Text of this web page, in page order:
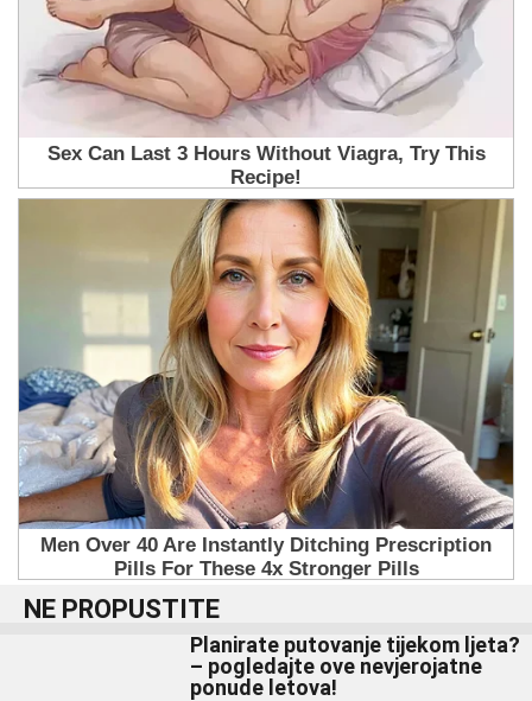
NE PROPUSTITE
Planirate putovanje tijekom ljeta?
– pogledajte ove nevjerojatne
ponude letova!